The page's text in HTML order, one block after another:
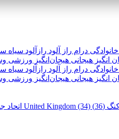
خانوادگی درام راز آلود رازآلود سیاه
انگیز هیجانی هیجان‌انگیز ورزشی
خانوادگی درام راز آلود رازآلود سیاه
انگیز هیجانی هیجان‌انگیز ورزشی
(36)
United Kingdom (34) اتحاد